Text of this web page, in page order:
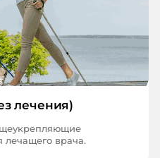
лечения)
лечащего врача.